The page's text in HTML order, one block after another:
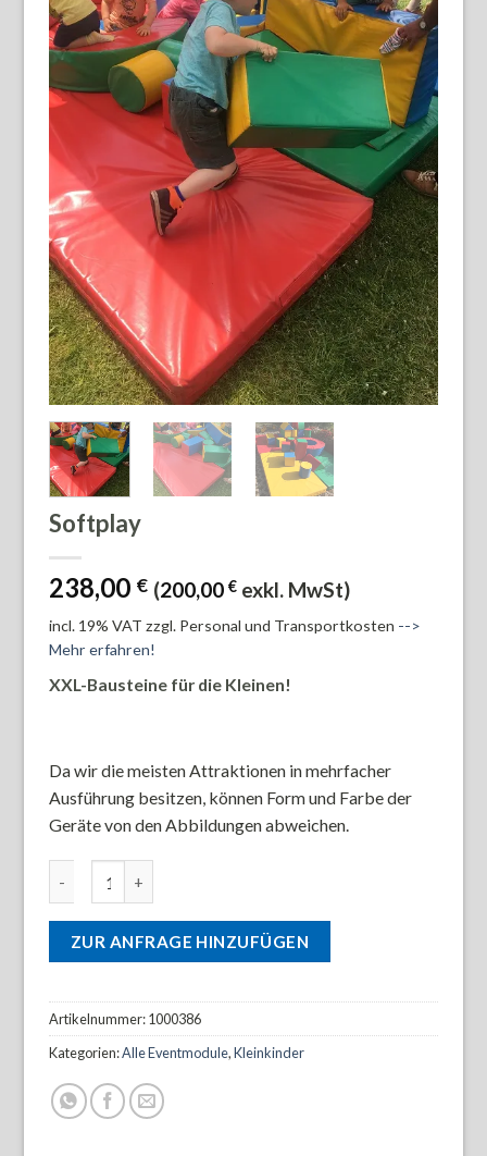
Softplay
238,00 € (200,00€ exkl. MwSt)
incl. 19% VAT zzgl. Personal und Transportkosten -->
Mehr erfahren!
XXL-Bausteine für die Kleinen!
Da wir die meisten Attraktionen in mehrfacher
Ausführung besitzen, können Form und Farbe der
Geräte von den Abbildungen abweichen.
ZUR ANFRAGE HINZUFÜGEN
Artikelnummer:1000386
Kategorien:Alle Eventmodule,Kleinkinder